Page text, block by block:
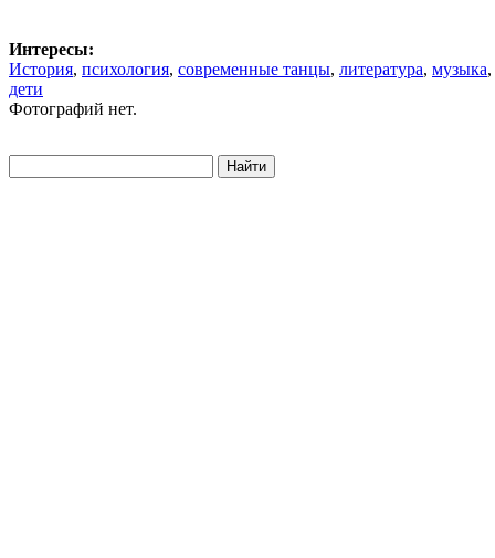
Интересы:
История, психология, современные танцы, литература, музыка,
дети
Фотографий нет.